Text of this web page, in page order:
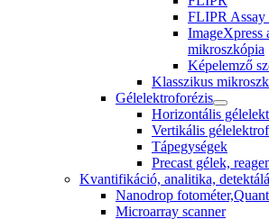
FLIPR Assay
ImageXpress
mikroszkópia
Képelemző
Klasszikus
Gélelektroforézis
Horizontális
Vertikális
Tápegységek
Precast gélek,
Kvantifikáció, analitika,
Nanodrop
Microarray scanner